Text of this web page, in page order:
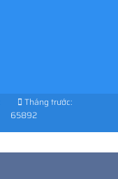
Tháng trước:
65892